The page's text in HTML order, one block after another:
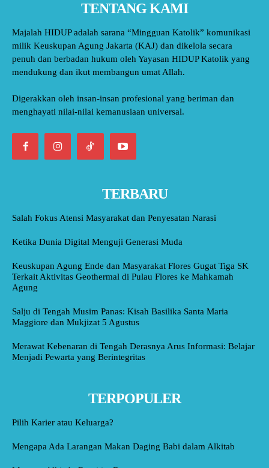
TENTANG KAMI
Majalah HIDUP adalah sarana “Mingguan Katolik” komunikasi
milik Keuskupan Agung Jakarta (KAJ) dan dikelola secara
penuh dan berbadan hukum oleh Yayasan HIDUP Katolik yang
mendukung dan ikut membangun umat Allah.
Digerakkan oleh insan-insan profesional yang beriman dan
menghayati nilai-nilai kemanusiaan universal.
TERBARU
Salah Fokus Atensi Masyarakat dan Penyesatan Narasi
Ketika Dunia Digital Menguji Generasi Muda
Keuskupan Agung Ende dan Masyarakat Flores Gugat Tiga SK
Terkait Aktivitas Geothermal di Pulau Flores ke Mahkamah
Agung
Salju di Tengah Musim Panas: Kisah Basilika Santa Maria
Maggiore dan Mukjizat 5 Agustus
Merawat Kebenaran di Tengah Derasnya Arus Informasi: Belajar
Menjadi Pewarta yang Berintegritas
TERPOPULER
Pilih Karier atau Keluarga?
Mengapa Ada Larangan Makan Daging Babi dalam Alkitab